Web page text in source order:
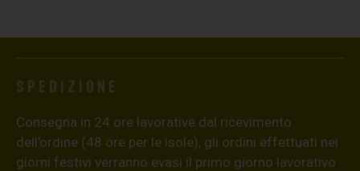
Spedizione
Consegna in 24 ore lavorative dal ricevimento
dell’ordine (48 ore per le isole), gli ordini effettuati nei
giorni festivi verranno evasi il primo giorno lavorativo